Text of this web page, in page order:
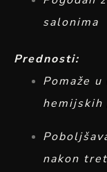
salonima
Prednosti:
Pomaže
hemijskih
nakon